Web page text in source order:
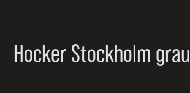
Hocker Stockholm grau